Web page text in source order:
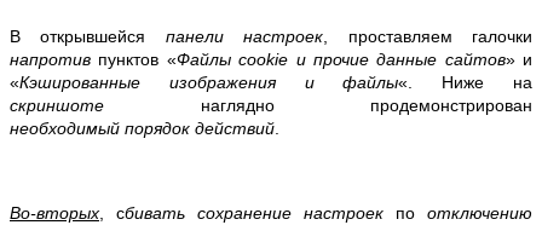
В открывшейся панели настроек, проставляем галочки
напротив пунктов «Файлы cookie и прочие данные сайтов» и
«Кэшированные изображения и файлы«. Ниже на
скриншоте наглядно продемонстрирован
необходимый порядок действий.
Во-вторых, сбивать сохранение настроек по отключению